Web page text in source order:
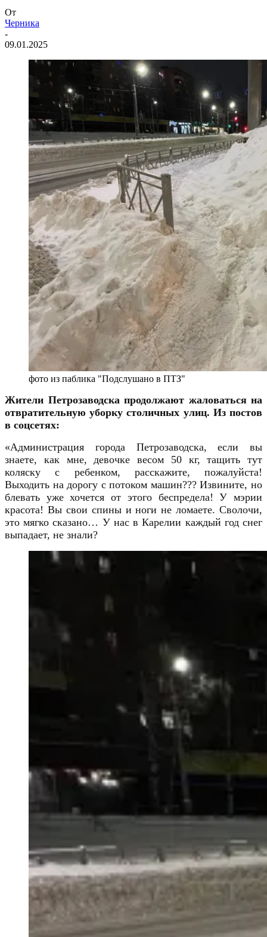
От
Черника
-
09.01.2025
фото из паблика "Подслушано в ПТЗ"
Жители Петрозаводска продолжают жаловаться на
отвратительную уборку столичных улиц. Из постов
в соцсетях:
«Администрация города Петрозаводска, если вы
знаете, как мне, девочке весом 50 кг, тащить тут
коляску с ребенком, расскажите, пожалуйста!
Выходить на дорогу с потоком машин??? Извините, но
блевать уже хочется от этого беспредела! У мэрии
красота! Вы свои спины и ноги не ломаете. Сволочи,
это мягко сказано… У нас в Карелии каждый год снег
выпадает, не знали?